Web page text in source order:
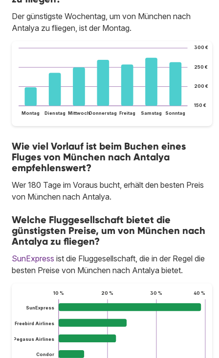
Der günstigste Wochentag, um von München nach
Antalya zu fliegen, ist der Montag.
150 €
200 €
250 €
300 €
Montag Dienstag MittwochDonnerstag Freitag Samstag Sonntag
Wie viel Vorlauf ist beim Buchen eines
Fluges von München nach Antalya
empfehlenswert?
Wer 180 Tage im Voraus bucht, erhält den besten Preis
von München nach Antalya.
Welche Fluggesellschaft bietet die
günstigsten Preise, um von München nach
Antalya zu fliegen?
SunExpress ist die Fluggesellschaft, die in der Regel die
besten Preise von München nach Antalya bietet.
10 % 20 % 30 % 40 %
SunExpress
Freebird Airlines
Pegasus Airlines
Condor